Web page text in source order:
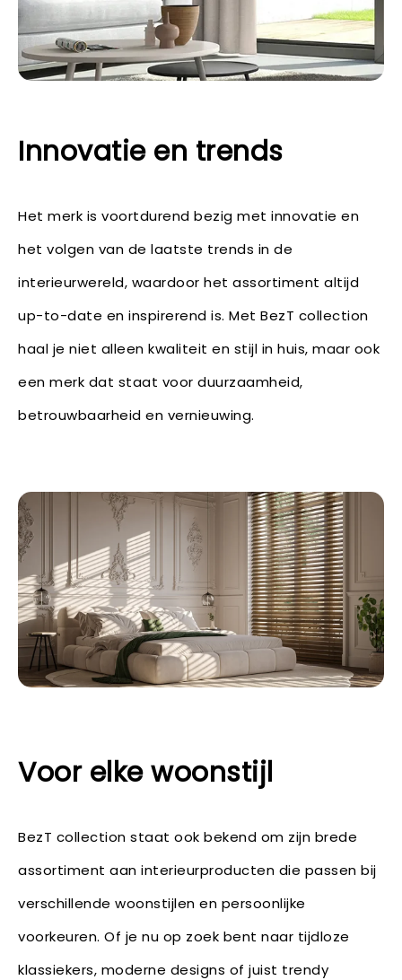
Innovatie en trends
Het merk is voortdurend bezig met innovatie en
het volgen van de laatste trends in de
interieurwereld, waardoor het assortiment altijd
up-to-date en inspirerend is. Met BezT collection
haal je niet alleen kwaliteit en stijl in huis, maar ook
een merk dat staat voor duurzaamheid,
betrouwbaarheid en vernieuwing.
Voor elke woonstijl
BezT collection staat ook bekend om zijn brede
assortiment aan interieurproducten die passen bij
verschillende woonstijlen en persoonlijke
voorkeuren. Of je nu op zoek bent naar tijdloze
klassiekers, moderne designs of juist trendy